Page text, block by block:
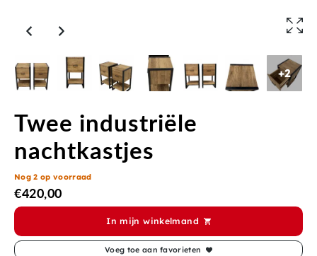
+2
Twee industriële
nachtkastjes
Nog 2 op voorraad
€420,00
In mijn winkelmand
Voeg toe aan favorieten